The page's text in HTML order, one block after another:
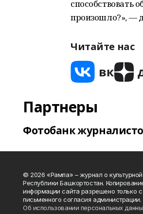
способствовать
произошло?», —
Читайте нас
Партнеры
Фотобанк
© 2026 «Рампа» – журнал о
Республики Башкортостан.
информации сайта разрешено только с
письменного согласия администрации.
Об использовании персональных